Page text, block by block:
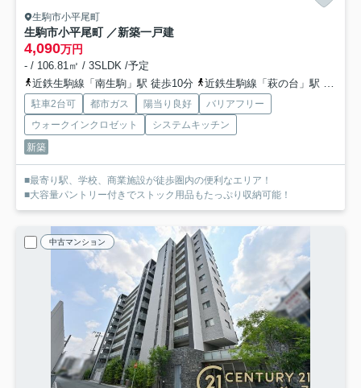
生駒市小平尾町
生駒市小平尾町 ／新築一戸建
4,090万円
- / 106.81㎡ / 3SLDK /予定
近鉄生駒線「南生駒」駅 徒歩10分
近鉄生駒線「萩の台」駅 徒歩13分
駐車2台可 都市ガス 陽当り良好
バリアフリー
ウォークインクロゼット
システムキッチン
新築
■最寄り駅、学校、商業施設が徒歩圏内の便利なエリア！
■大容量パントリー付きでストック用品もたっぷり収納可能！
中古マンション